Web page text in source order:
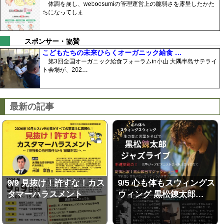
体調を崩し、weboosumiの管理運営上の脆弱さを露呈したかた
ちになってしま…
スポンサー・協賛
こどもたちの未来ひらくオーガニック給食 …
第3回全国オーガニック給食フォーラムin小山 大隅半島サテライ
ト会場が、202…
最新の記事
9/9 見抜け！許すな！カス
タマーハラスメント
9/5 心も体もスウィングス
ウィング 黒松錬太郎…